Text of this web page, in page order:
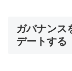
ガバナンス
デートする